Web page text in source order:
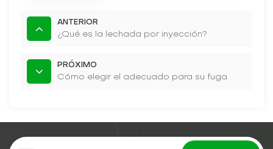
ANTERIOR
¿Qué es la lechada por inyección?
PRÓXIMO
Cómo elegir el adecuado para su fuga